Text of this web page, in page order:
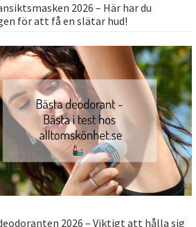
2026 – Här har du
för att få en slätar hud!
2026 – Viktigt att hålla sig